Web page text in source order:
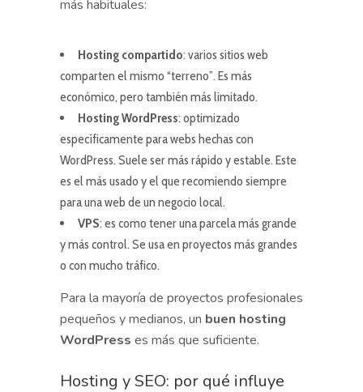
más habituales:
Hosting compartido: varios sitios web
comparten el mismo “terreno”. Es más
económico, pero también más limitado.
Hosting WordPress: optimizado
específicamente para webs hechas con
WordPress. Suele ser más rápido y estable. Este
es el más usado y el que recomiendo siempre
para una web de un negocio local.
VPS: es como tener una parcela más grande
y más control. Se usa en proyectos más grandes
o con mucho tráfico.
Para la mayoría de proyectos profesionales
pequeños y medianos, un buen hosting
WordPress es más que suficiente.
Hosting y SEO: por qué influye